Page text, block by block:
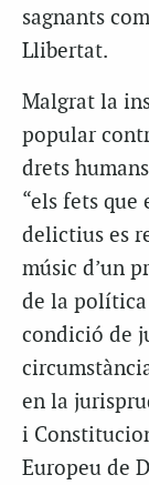
sagnants
Llibertat.
Malgrat la
popular
drets
“els fets que
delictius es
músic d’un
de la política
condició de
en la
i
Europeu de